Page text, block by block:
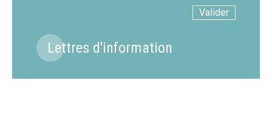
Lettres d'information